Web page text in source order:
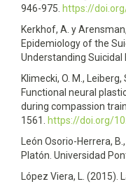
946-975. https://
Kerkhof, A. y
Epidemiology of the
Understanding Suicidal
Klimecki, O. M., Leiberg,
Functional neural
during compassion
1561.
https://doi.org/
León Osorio-Herrera,
Platón. Universidad
López Viera, L.